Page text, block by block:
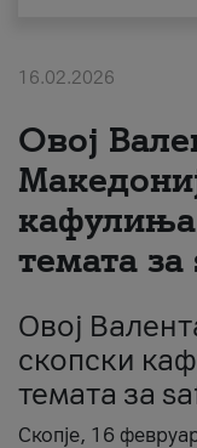
#ПодобарОнлајн
16.02.2026
Овој
кафулиња
темата
Овој
скопски
темата за
Скопје, 16